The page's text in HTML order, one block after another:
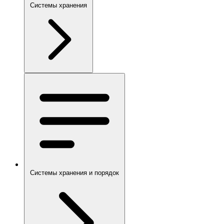
Системы хранения
Системы хранения и порядок